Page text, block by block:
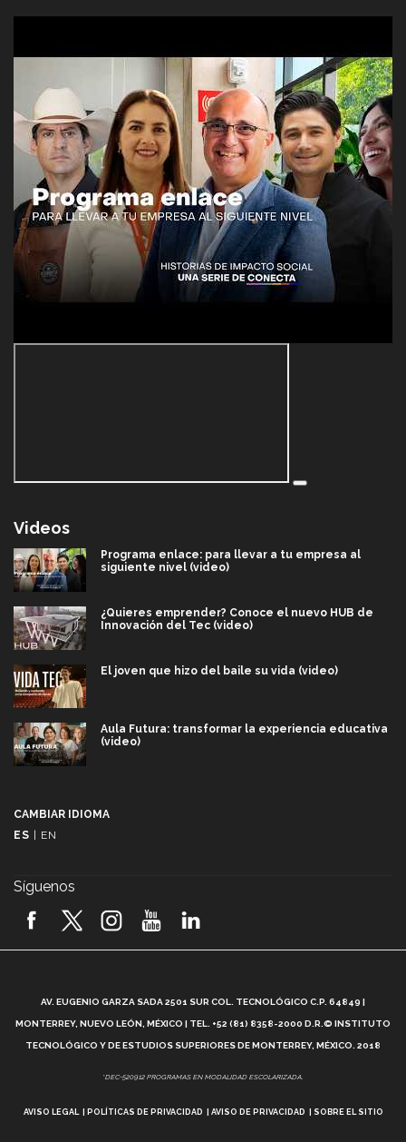
Videos
Programa enlace: para llevar a tu empresa al
siguiente nivel (video)
¿Quieres emprender? Conoce el nuevo HUB de
Innovación del Tec (video)
El joven que hizo del baile su vida (video)
Aula Futura: transformar la experiencia educativa
(video)
2026! (video)
¿Cómo es el Modelo Educativo Tec? (video)
Vida Tec: Feminismo e Inteligencia Artificial, Paola
CAMBIAR IDIOMA
ES | EN
Síguenos
AV. EUGENIO GARZA SADA 2501 SUR COL. TECNOLÓGICO C.P. 64849 |
MONTERREY, NUEVO LEÓN, MÉXICO | TEL. +52 (81) 8358-2000 D.R.© INSTITUTO
TECNOLÓGICO Y DE ESTUDIOS SUPERIORES DE MONTERREY, MÉXICO. 2018
*DEC-520912 PROGRAMAS EN MODALIDAD ESCOLARIZADA.
AVISO LEGAL POLÍTICAS DE PRIVACIDAD AVISO DE PRIVACIDAD SOBRE EL SITIO